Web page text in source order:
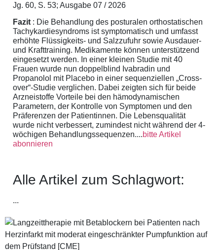
Jg. 60, S. 53; Ausgabe 07 / 2026
Fazit : Die Behandlung des posturalen orthostatischen
Tachykardiesyndroms ist symptomatisch und umfasst
erhöhte Flüssigkeits- und Salzzufuhr sowie Ausdauer-
und Krafttraining. Medikamente können unterstützend
eingesetzt werden. In einer kleinen Studie mit 40
Frauen wurde nun doppelblind Ivabradin und
Propanolol mit Placebo in einer sequenziellen „Cross-
over“-Studie verglichen. Dabei zeigten sich für beide
Arzneistoffe Vorteile bei den hämodynamischen
Parametern, der Kontrolle von Symptomen und den
Präferenzen der Patientinnen. Die Lebensqualität
wurde nicht verbessert, zumindest nicht während der 4-
wöchigen Behandlungssequenzen....bitte Artikel
abonnieren
Alle Artikel zum Schlagwort:
...